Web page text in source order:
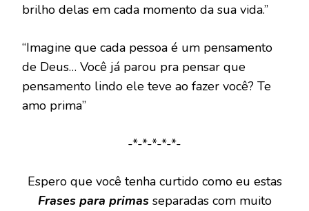
brilho delas em cada momento da sua vida.”
“Imagine que cada pessoa é um pensamento
de Deus… Você já parou pra pensar que
pensamento lindo ele teve ao fazer você? Te
amo prima”
-*-*-*-*-*-
Espero que você tenha curtido como eu estas
Frases para primas separadas com muito